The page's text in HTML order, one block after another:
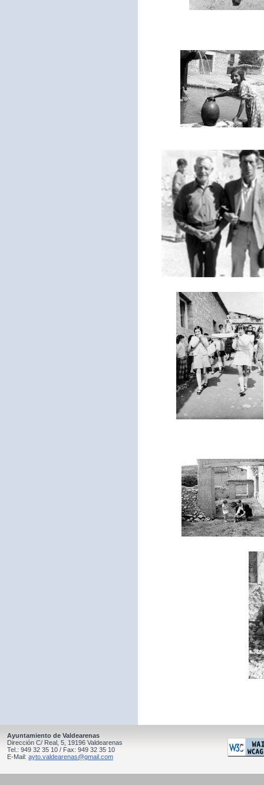
Ayuntamiento de Valdearenas
Dirección C/ Real, 5, 19196 Valdearenas
Tel.: 949 32 35 10 / Fax: 949 32 35 10
E-Mail: ayto.valdearenas@gmail.com